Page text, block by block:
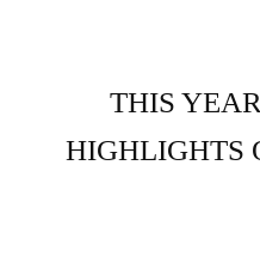
THIS
HIGHLIGHTS